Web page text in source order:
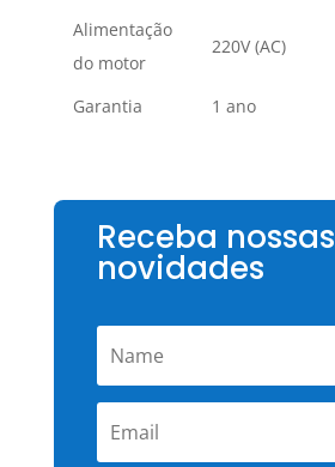
Alimentação
do motor
220V (AC)
Garantia 1 ano
Receba nossas
novidades